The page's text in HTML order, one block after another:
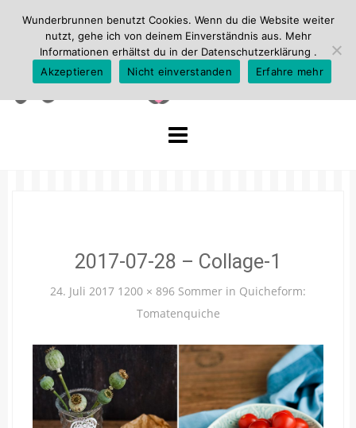
2017-07-28 – Collage-1
24. Juli 2017 1200 × 896 Sommer in Quicheform:
Tomatenquiche
Wunderbrunnen benutzt Cookies. Wenn du die Website weiter
nutzt, gehe ich von deinem Einverständnis aus. Mehr
Informationen erhältst du in der Datenschutzerklärung .
Akzeptieren
Nicht einverstanden Erfahre mehr